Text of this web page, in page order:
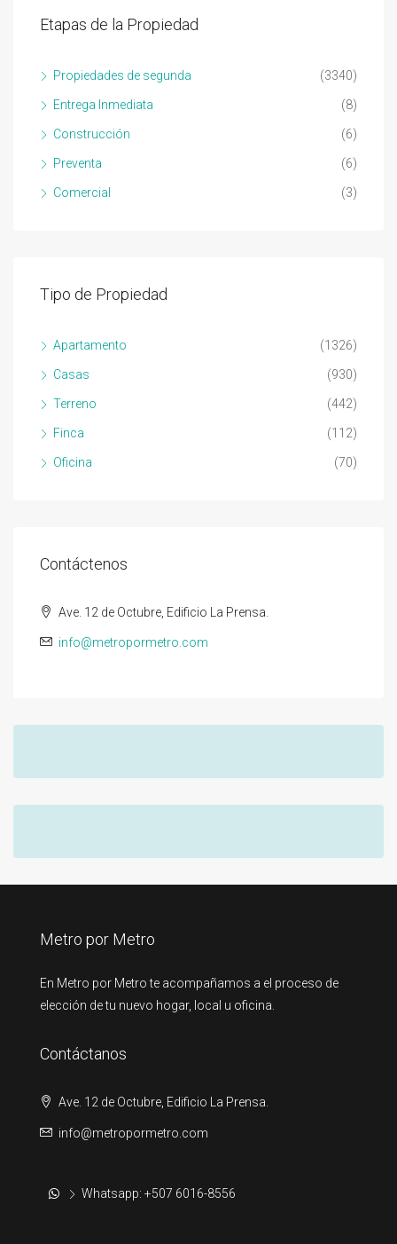
Etapas de la Propiedad
Propiedades de segunda (3340)
Entrega Inmediata (8)
Construcción (6)
Preventa (6)
Comercial (3)
Tipo de Propiedad
Apartamento (1326)
Casas (930)
Terreno (442)
Finca (112)
Oficina (70)
Contáctenos
Ave. 12 de Octubre, Edificio La Prensa.
info@metropormetro.com
Metro por Metro
En Metro por Metro te acompañamos a el proceso de
elección de tu nuevo hogar, local u oficina.
Contáctanos
Ave. 12 de Octubre, Edificio La Prensa.
info@metropormetro.com
Whatsapp: +507 6016-8556